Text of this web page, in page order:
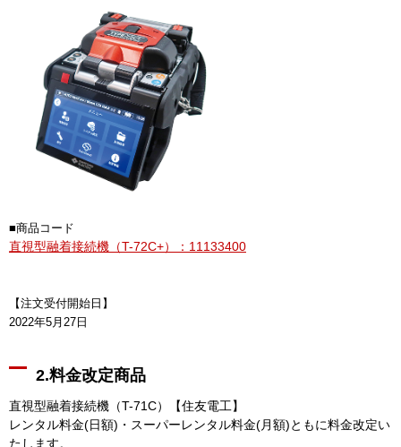
■商品コード
直視型融着接続機（T-72C+）：11133400
【注文受付開始日】
2022年5月27日
2.料金改定商品
直視型融着接続機（T-71C）【住友電工】
レンタル料金(日額)・スーパーレンタル料金(月額)ともに料金改定い
たします。